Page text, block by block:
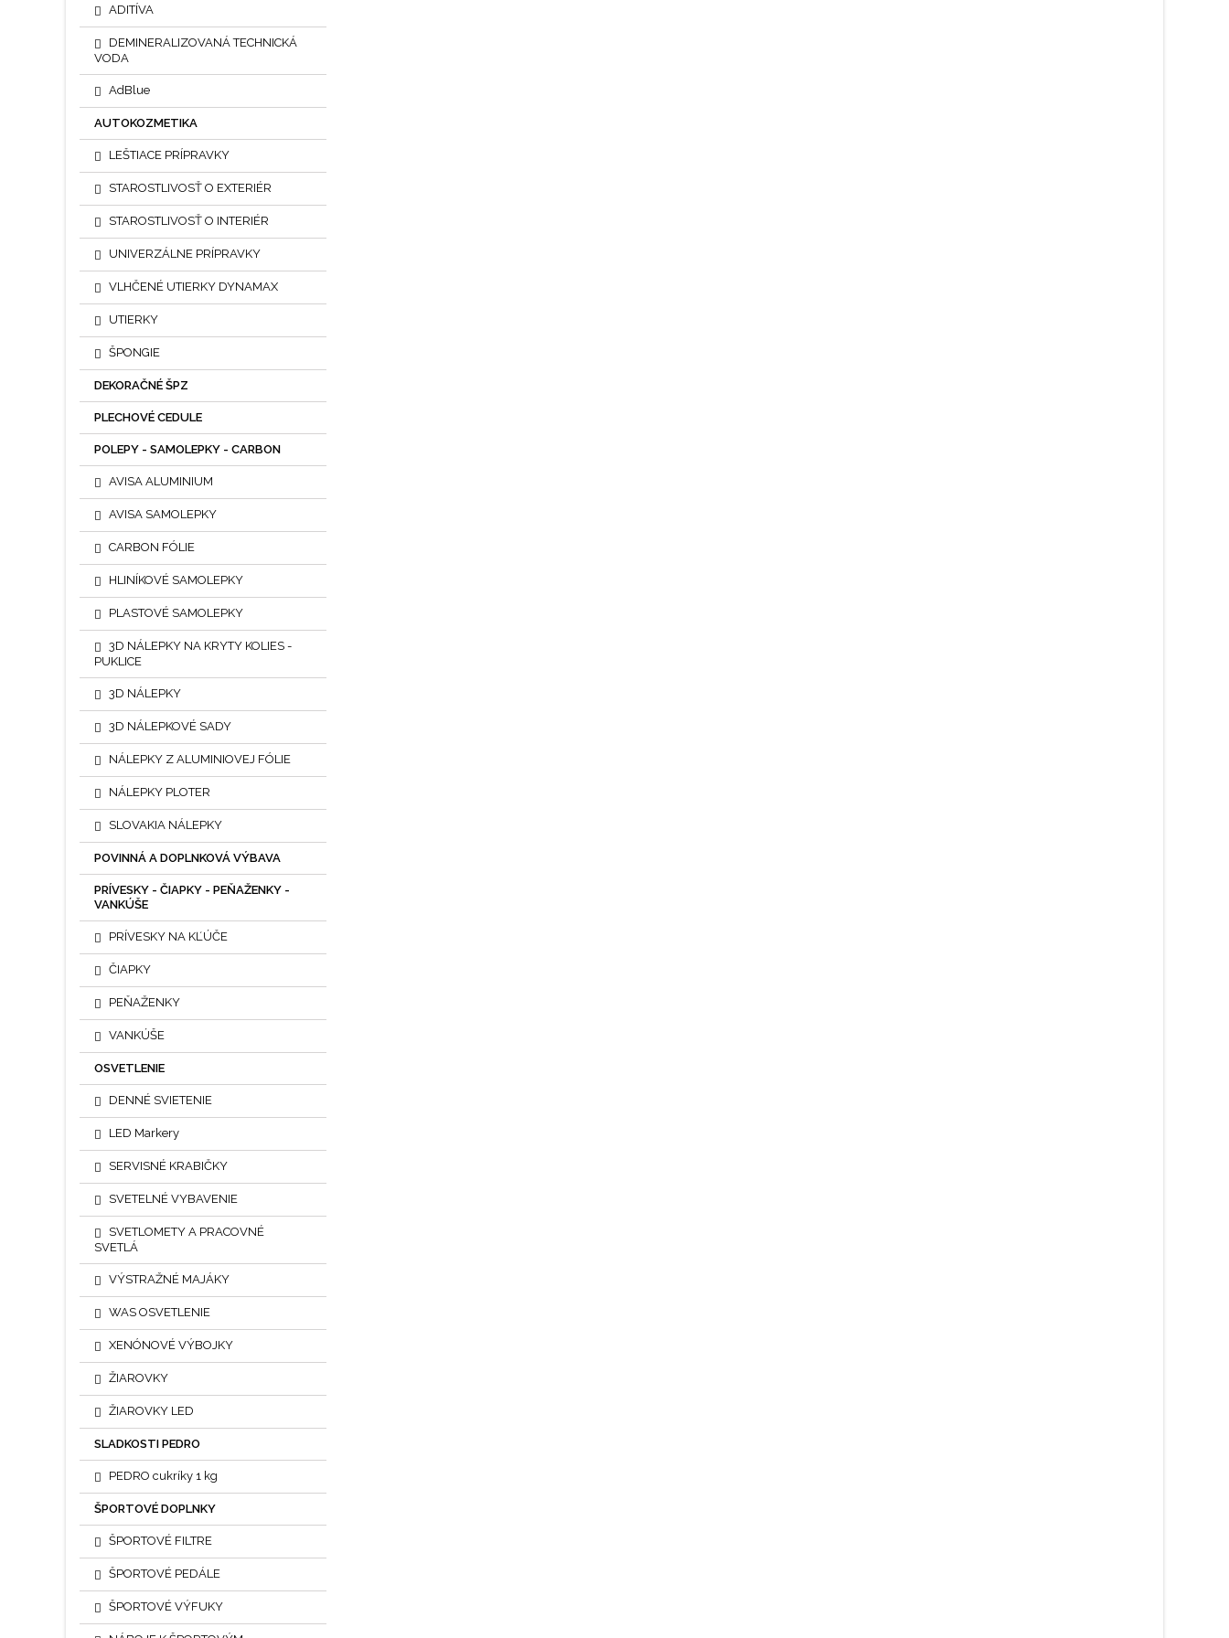
ADITÍVA
DEMINERALIZOVANÁ TECHNICKÁ
VODA
AdBlue
AUTOKOZMETIKA
LEŠTIACE PRÍPRAVKY
STAROSTLIVOSŤ O EXTERIÉR
STAROSTLIVOSŤ O INTERIÉR
UNIVERZÁLNE PRÍPRAVKY
VLHČENÉ UTIERKY DYNAMAX
UTIERKY
ŠPONGIE
DEKORAČNÉ ŠPZ
PLECHOVÉ CEDULE
POLEPY - SAMOLEPKY - CARBON
AVISA ALUMINIUM
AVISA SAMOLEPKY
CARBON FÓLIE
HLINÍKOVÉ SAMOLEPKY
PLASTOVÉ SAMOLEPKY
3D NÁLEPKY NA KRYTY KOLIES -
PUKLICE
3D NÁLEPKY
3D NÁLEPKOVÉ SADY
NÁLEPKY Z ALUMINIOVEJ FÓLIE
NÁLEPKY PLOTER
SLOVAKIA NÁLEPKY
POVINNÁ A DOPLNKOVÁ VÝBAVA
PRÍVESKY - ČIAPKY - PEŇAŽENKY -
VANKÚŠE
PRÍVESKY NA KĽÚČE
ČIAPKY
PEŇAŽENKY
VANKÚŠE
OSVETLENIE
DENNÉ SVIETENIE
LED Markery
SERVISNÉ KRABIČKY
SVETELNÉ VYBAVENIE
SVETLOMETY A PRACOVNÉ
SVETLÁ
VÝSTRAŽNÉ MAJÁKY
WAS OSVETLENIE
XENÓNOVÉ VÝBOJKY
ŽIAROVKY
ŽIAROVKY LED
SLADKOSTI PEDRO
PEDRO cukríky 1 kg
ŠPORTOVÉ DOPLNKY
ŠPORTOVÉ FILTRE
ŠPORTOVÉ PEDÁLE
ŠPORTOVÉ VÝFUKY